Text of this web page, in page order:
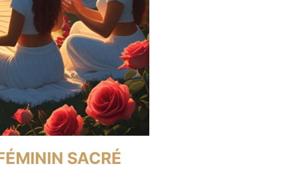
SACRÉ